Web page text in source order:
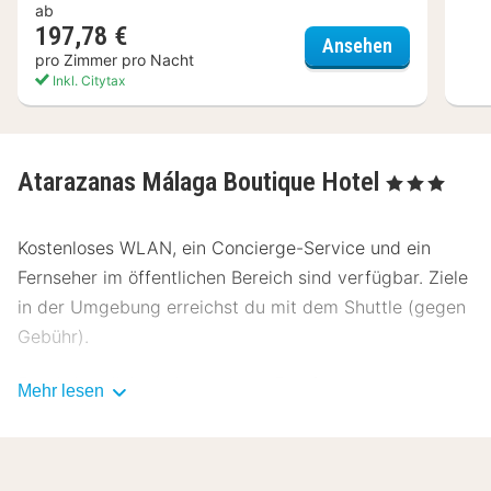
ab
197,78 €
pro Zimmer pro Nacht
Inkl. Citytax
Ansehen
Atarazanas Málaga Boutique Hotel , 3 Sterne
Kostenloses WLAN, ein Concierge-Service und ein
Fernseher im öffentlichen Bereich sind verfügbar. Ziele
in der Umgebung erreichst du mit dem Shuttle (gegen
Gebühr).
Es wird täglich ein kostenloser Empfang angeboten.
Mehr lesen